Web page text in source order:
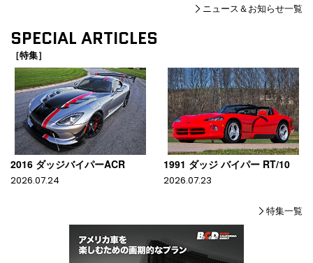
ニュース＆お知らせ一覧
SPECIAL ARTICLES
［特集］
2016 ダッジバイパーACR
2026.07.24
1991 ダッジ バイパー RT/10
2026.07.23
特集一覧